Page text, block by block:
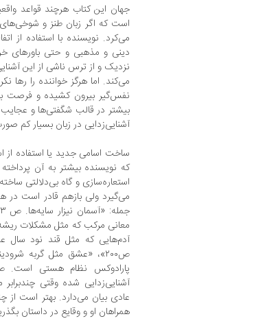
جهان این کتاب هرچند قواعد
است که اگر زبان طنز و شوخی‌های
می‌کرد. نویسنده با استفاده از
دینی و مذهبی و حتی باورهای
نزدیک و از ترس ناشی از این
می‌کند. اما هرگز خواننده را رها
نفس‌گیر بیرون کشیده و فرصت
بیشتر در قالب شگفتی‌ها و عجایب
آشنایی‌زدایی در زبان بسیار کم
ساخت اسامی جدید یا استفاده از
که نویسنده بیشتر به آن
استعاره‌سازی و گاه بی‌دلالتی
می‌گیرد ولی بازهم قادر است در
ص۲۰۰»، «عشق مثل گربه
آشنایی‌زدایی شده وقتی
عادی بیان می‌دارد. بهتر است
همراهان او و وقایع در داستان